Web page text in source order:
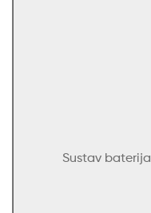
Sustav baterija